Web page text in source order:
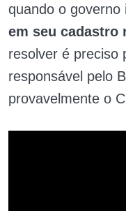
quando o governo
em seu cadastro
resolver é preciso
responsável pelo
provavelmente o